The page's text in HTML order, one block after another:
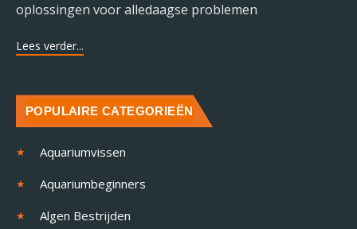
oplossingen voor alledaagse problemen
Lees verder...
POPULAIRE CATEGORIEËN
Aquariumvissen
Aquariumbeginners
Algen Bestrijden